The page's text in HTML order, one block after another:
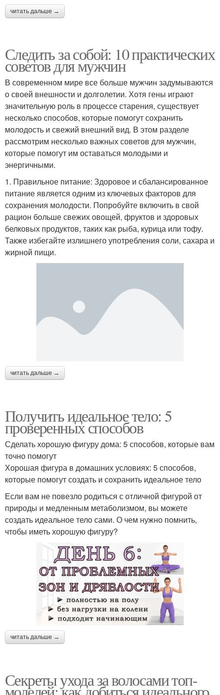
читать дальше →
Следить за собой: 10 практических
советов для мужчин
В современном мире все больше мужчин задумываются
о своей внешности и долголетии. Хотя гены играют
значительную роль в процессе старения, существует
несколько способов, которые помогут сохранить
молодость и свежий внешний вид. В этом разделе
рассмотрим несколько важных советов для мужчин,
которые помогут им оставаться молодыми и
энергичными.
1. Правильное питание: Здоровое и сбалансированное
питание является одним из ключевых факторов для
сохранения молодости. Попробуйте включить в свой
рацион больше свежих овощей, фруктов и здоровых
белковых продуктов, таких как рыба, курица или тофу.
Также избегайте излишнего употребления соли, сахара и
жирной пищи.
читать дальше →
Получить идеальное тело: 5
проверенных способов
Сделать хорошую фигуру дома: 5 способов, которые вам
точно помогут
Хорошая фигура в домашних условиях: 5 способов,
которые помогут создать и сохранить идеальное тело
Если вам не повезло родиться с отличной фигурой от
природы и медленным метаболизмом, вы можете
создать идеальное тело сами. О чем нужно помнить,
чтобы иметь хорошую фигуру?
читать дальше →
Секреты ухода за волосами топ-